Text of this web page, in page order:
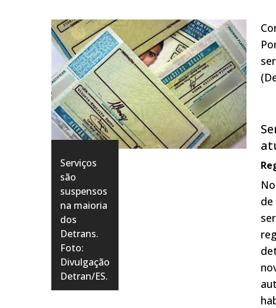
Serviços
são
suspensos
na maioria
dos
Detrans.
Foto:
Divulgação
Detran/ES.